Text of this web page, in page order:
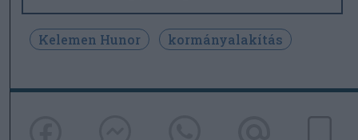
Kelemen Hunor kormányalakítás